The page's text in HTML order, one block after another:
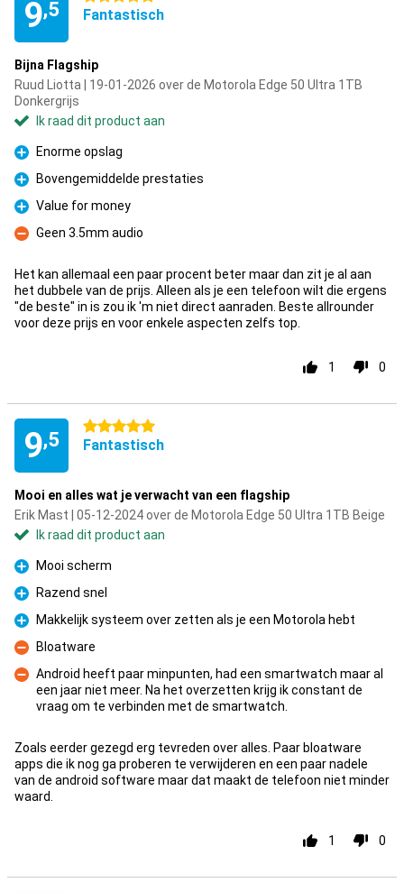
9,5 Fantastisch
Bijna Flagship
Ruud Liotta | 19-01-2026 over de Motorola Edge 50 Ultra 1TB
Donkergrijs
Ik raad dit product aan
Pluspunt
Enorme opslag
Pluspunt
Bovengemiddelde prestaties
Pluspunt
Value for money
Minpunt
Geen 3.5mm audio
Het kan allemaal een paar procent beter maar dan zit je al aan
het dubbele van de prijs. Alleen als je een telefoon wilt die ergens
"de beste" in is zou ik 'm niet direct aanraden. Beste allrounder
voor deze prijs en voor enkele aspecten zelfs top.
1 0
9,5
5 sterren
Fantastisch
Mooi en alles wat je verwacht van een flagship
Erik Mast | 05-12-2024 over de Motorola Edge 50 Ultra 1TB Beige
Ik raad dit product aan
Pluspunt
Mooi scherm
Pluspunt
Razend snel
Pluspunt
Makkelijk systeem over zetten als je een Motorola hebt
Minpunt
Bloatware
Minpunt
Android heeft paar minpunten, had een smartwatch maar al
een jaar niet meer. Na het overzetten krijg ik constant de
vraag om te verbinden met de smartwatch.
Zoals eerder gezegd erg tevreden over alles. Paar bloatware
apps die ik nog ga proberen te verwijderen en een paar nadele
van de android software maar dat maakt de telefoon niet minder
waard.
1 0